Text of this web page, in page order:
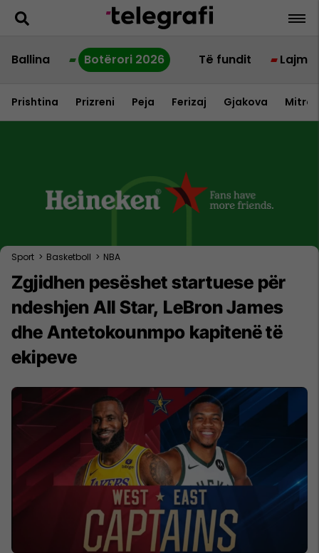
Ballina Botërori 2026 Të fundit Lajme
Prishtina Prizreni Peja Ferizaj Gjakova
Sport > Basketboll > NBA
Zgjidhen pesëshet startuese për
ndeshjen All Star, LeBron James
dhe Antetokounmpo kapitenë të
ekipeve